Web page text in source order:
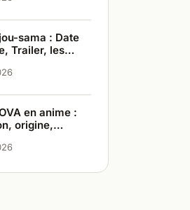
sama : Date
Trailer, les
en anime :
origine,